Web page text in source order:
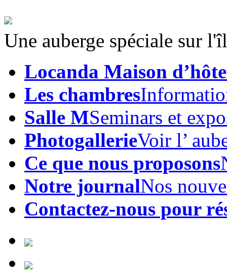
Une auberge spéciale sur
Locanda Maison
Les chambres
Salle MSeminars et
PhotogallerieVoir l’
Ce que nous proposons
Notre journalNos
Contactez-nous pour